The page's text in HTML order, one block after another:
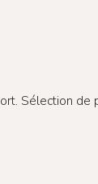
Sélection de